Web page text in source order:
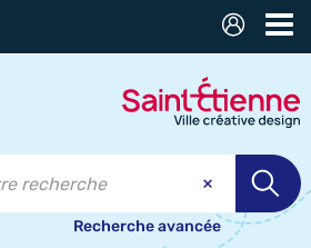
Recherche avancée